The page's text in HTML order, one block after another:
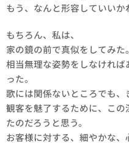
もう、なんと形容していいか
もちろん、私は、
家の鏡の前で真似をしてみた
相当無理な姿勢をしなけれ
った。
歌には関係ないところでも、
観客を魅了するために、こ
たのだろうと思う。
お客様に対する、細やかな、